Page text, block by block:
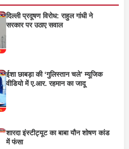
दिल्ली प्रदूषण विरोध: राहुल गांधी ने
सरकार पर उठाए सवाल
ईशा छाबड़ा की ‘गुलिस्तान चले’ म्यूजिक
वीडियो में ए.आर. रहमान का जादू
शारदा इंस्टीट्यूट का बाबा यौन शोषण कांड
में फंसा